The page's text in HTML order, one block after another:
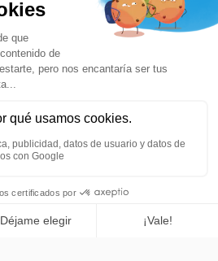
Añadir a la cesta
Comprar ya